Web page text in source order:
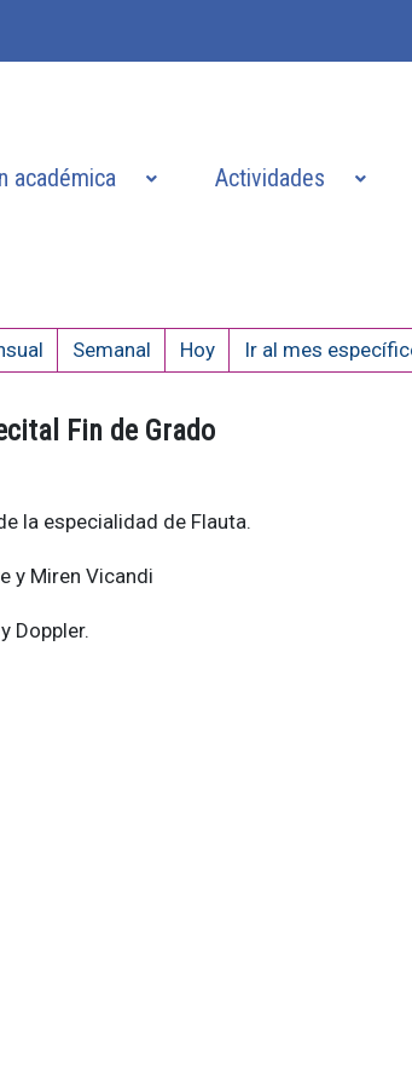
académica Actividades
Semanal Hoy Ir al mes
Fin de Grado
la especialidad de Flauta.
y Miren Vicandi
Doppler.